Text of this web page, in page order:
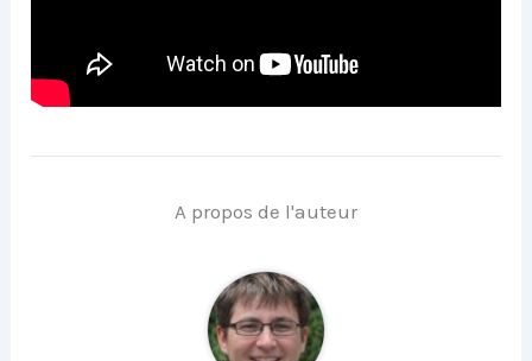
A propos de l'auteur